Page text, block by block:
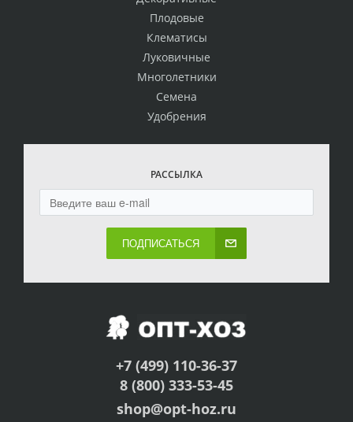
Плодовые
Клематисы
Луковичные
Многолетники
Семена
Удобрения
РАССЫЛКА
ПОДПИСАТЬСЯ
+7 (499) 110-36-37
8 (800) 333-53-45
shop@opt-hoz.ru